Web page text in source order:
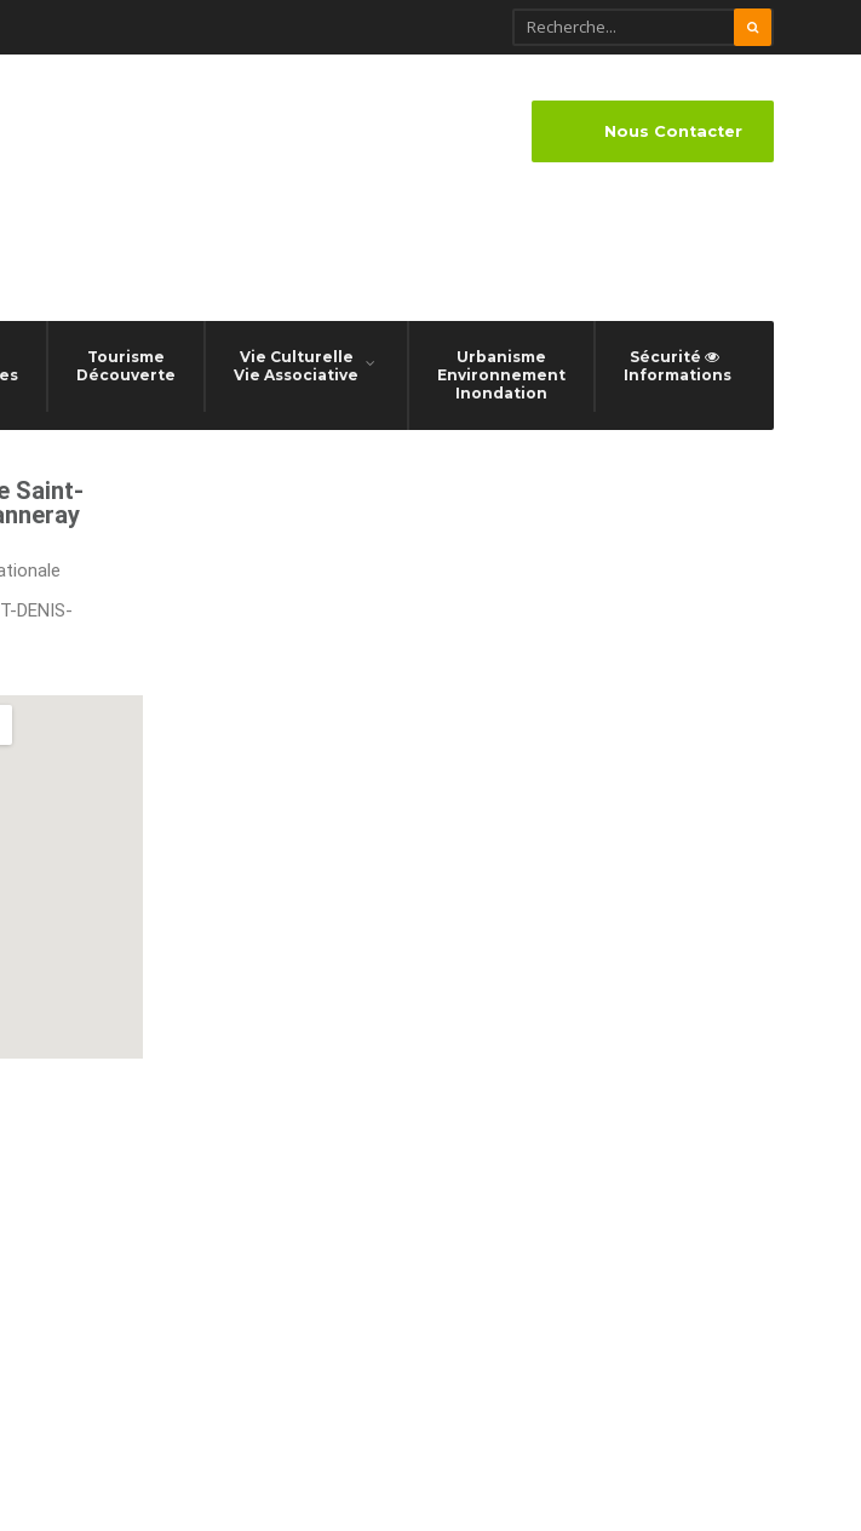
Tourisme
Découverte
Vie Culturelle
Vie Associative
Urbanisme
Environnement
Inondation
Sécurité
Informations
Nous Contacter
Saint-
DENIS-